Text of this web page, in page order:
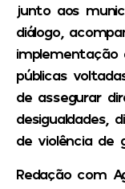
junto aos
diálogo,
implementação
públicas
de assegurar
desigualdades,
de violência de
Redação com